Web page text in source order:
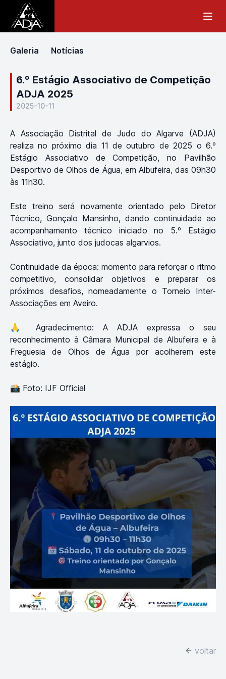
Galeria Notícias
6.º Estágio Associativo de Competição
ADJA 2025
2025-10-11
A Associação Distrital de Judo do Algarve (ADJA)
realiza no próximo dia 11 de outubro de 2025 o 6.º
Estágio Associativo de Competição, no Pavilhão
Desportivo de Olhos de Água, em Albufeira, das 09h30
às 11h30.
Este treino será novamente orientado pelo Diretor
Técnico, Gonçalo Mansinho, dando continuidade ao
acompanhamento técnico iniciado no 5.º Estágio
Associativo, junto dos judocas algarvios.
Continuidade da época: momento para reforçar o ritmo
competitivo, consolidar objetivos e preparar os
próximos desafios, nomeadamente o Torneio Inter-
Associações em Aveiro.
🙏 Agradecimento: A ADJA expressa o seu
reconhecimento à Câmara Municipal de Albufeira e à
Freguesia de Olhos de Água por acolherem este
estágio.
📸 Foto: IJF Official
voltar